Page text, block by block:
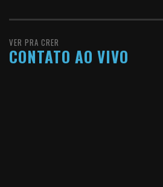
VER PRA CRER
CONTATO AO VIVO